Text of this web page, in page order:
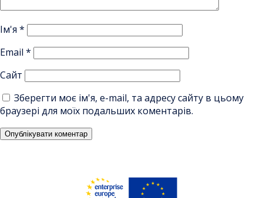
Ім'я *
Email *
Сайт
Зберегти моє ім'я, e-mail, та адресу сайту в цьому
браузері для моїх подальших коментарів.